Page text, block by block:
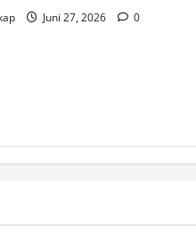
Juni 27, 2026 0